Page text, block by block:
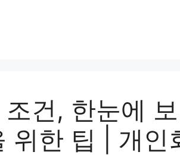
건, 한눈에
위한 팁 | 개인